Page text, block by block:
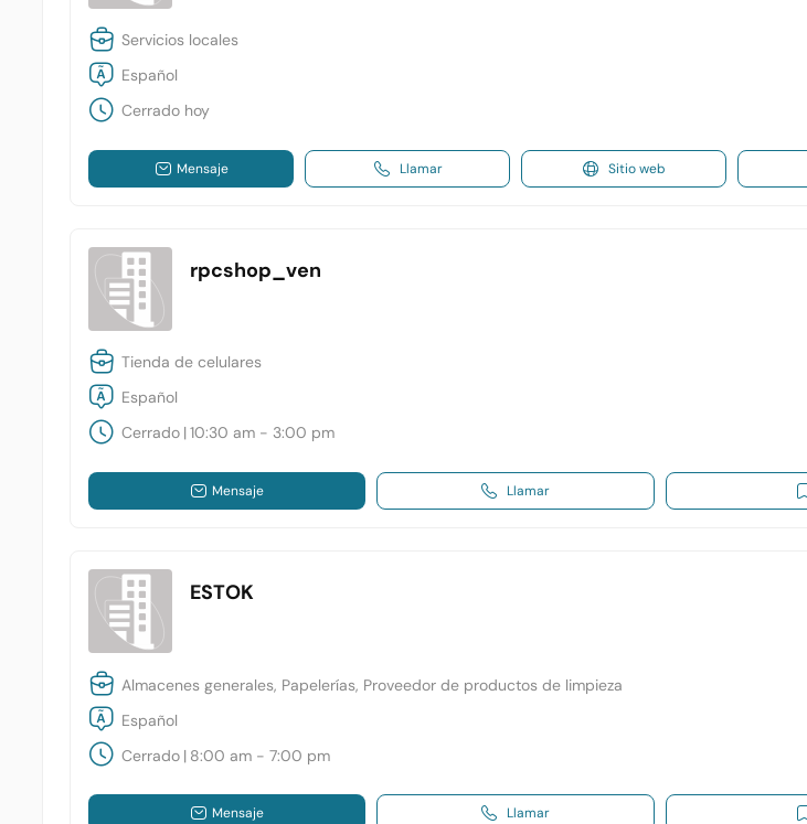
Servicios locales
Español
Cerrado hoy
Mensaje Llamar Sitio web
rpcshop_ven
Tienda de celulares
Español
Cerrado |10:30 am - 3:00 pm
Mensaje Llamar
ESTOK
Almacenes generales, Papelerías, Proveedor de productos de limpieza
Español
Cerrado | 8:00 am - 7:00 pm
Mensaje Llamar